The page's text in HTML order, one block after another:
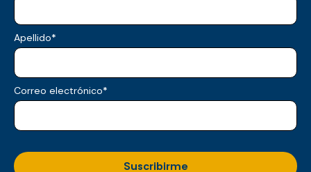
Apellido*
Correo electrónico*